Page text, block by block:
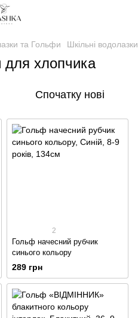
та Гольфи Шкільні
для хлопчика
Спочатку нові
2
Гольф начесний рубчик
синього кольору
289 грн